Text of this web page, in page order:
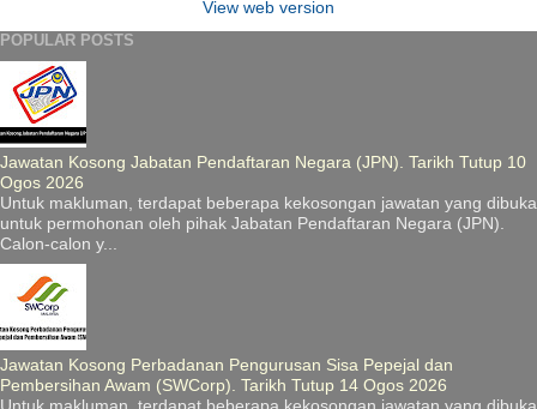
View web version
POPULAR POSTS
Jawatan Kosong Jabatan Pendaftaran Negara (JPN). Tarikh Tutup 10
Ogos 2026
Untuk makluman, terdapat beberapa kekosongan jawatan yang dibuka
untuk permohonan oleh pihak Jabatan Pendaftaran Negara (JPN).
Calon-calon y...
Jawatan Kosong Perbadanan Pengurusan Sisa Pepejal dan
Pembersihan Awam (SWCorp). Tarikh Tutup 14 Ogos 2026